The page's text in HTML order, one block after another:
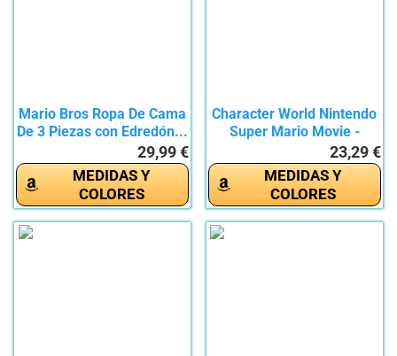
Mario Bros Ropa De Cama
De 3 Piezas con Edredón...
29,99 €
MEDIDAS Y
COLORES
Character World Nintendo
Super Mario Movie -
23,29 €
MEDIDAS Y
COLORES